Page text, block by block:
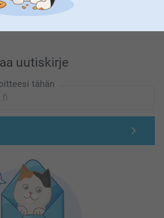
uutiskirje
tähän